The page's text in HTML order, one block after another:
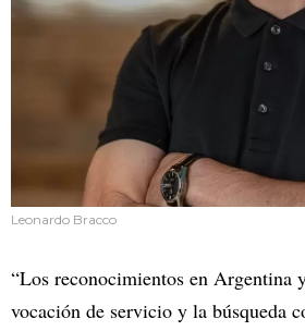
Leonardo Bracco
“Los reconocimientos en Argentina
vocación de servicio y la búsqueda